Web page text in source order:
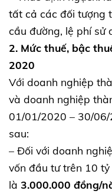
tất cả các đối tượng
cầu đường, lệ phí sử
2. Mức thuế, bậc
2020
Với doanh nghiệp
và doanh nghiệp
01/01/2020 – 30/
sau:
– Đối với doanh
vốn đầu tư trên 10
là 3.000.000 đồng/